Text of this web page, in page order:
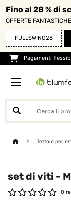
Fino al 28 % di
OFFERTE
FULLSWING28
Pagamenti
Tettoie per
set di viti -
0